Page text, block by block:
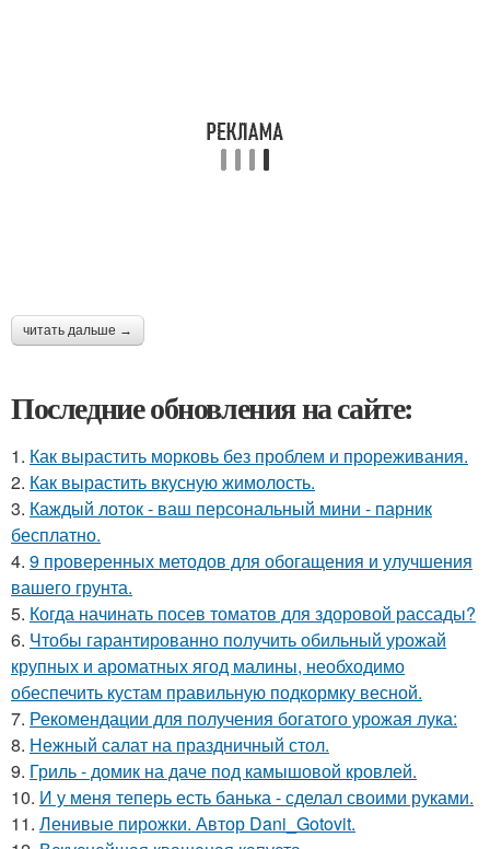
читать дальше →
Последние обновления на сайте:
1. Как вырастить морковь без проблем и прореживания.
2. Как вырастить вкусную жимолость.
3. Каждый лоток - ваш персональный мини - парник
бесплатно.
4. 9 проверенных методов для обогащения и улучшения
вашего грунта.
5. Когда начинать посев томатов для здоровой рассады?
6. Чтобы гарантированно получить обильный урожай
крупных и ароматных ягод малины, необходимо
обеспечить кустам правильную подкормку весной.
7. Рекомендации для получения богатого урожая лука:
8. Нежный салат на праздничный стол.
9. Гриль - домик на даче под камышовой кровлей.
10. И у меня теперь есть банька - сделал своими руками.
11. Ленивые пирожки. Автор Dani_Gotovit.